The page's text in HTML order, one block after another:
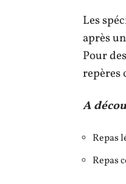
Les
après
Pour
repères
A
Repas
Repas